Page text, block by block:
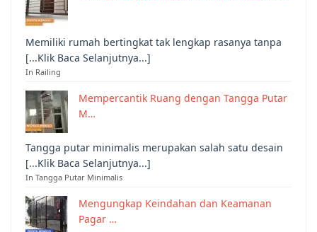
Memiliki rumah bertingkat tak lengkap rasanya tanpa
[...Klik Baca Selanjutnya...]
In Railing
Mempercantik Ruang dengan Tangga Putar
M…
Tangga putar minimalis merupakan salah satu desain
[...Klik Baca Selanjutnya...]
In Tangga Putar Minimalis
Mengungkap Keindahan dan Keamanan
Pagar …